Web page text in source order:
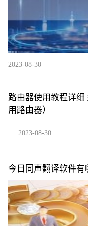
2023-08-30
路由器使用教程详细
用路由器）
2023-08-30
今日同声翻译软件有
的安卓的app）